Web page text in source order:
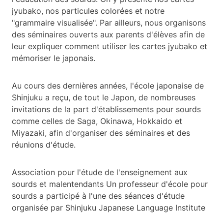
jyubako, nos particules colorées et notre
"grammaire visualisée". Par ailleurs, nous organisons
des séminaires ouverts aux parents d'élèves afin de
leur expliquer comment utiliser les cartes jyubako et
mémoriser le japonais.
Au cours des dernières années, l'école japonaise de
Shinjuku a reçu, de tout le Japon, de nombreuses
invitations de la part d'établissements pour sourds
comme celles de Saga, Okinawa, Hokkaido et
Miyazaki, afin d'organiser des séminaires et des
réunions d'étude.
Association pour l'étude de l'enseignement aux
sourds et malentendants Un professeur d'école pour
sourds a participé à l'une des séances d'étude
organisée par Shinjuku Japanese Language Institute